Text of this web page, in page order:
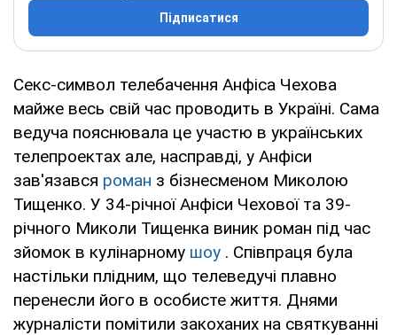
Підписатися
Секс-символ телебачення Анфіса Чехова
майже весь свій час проводить в Україні. Сама
ведуча пояснювала це участю в українських
телепроектах але, насправді, у Анфіси
зав'язався роман з бізнесменом Миколою
Тищенко. У 34-річної Анфіси Чехової та 39-
річного Миколи Тищенка виник роман під час
зйомок в кулінарному шоу . Співпраця була
настільки плідним, що телеведучі плавно
перенесли його в особисте життя. Днями
журналісти помітили закоханих на святкуванні